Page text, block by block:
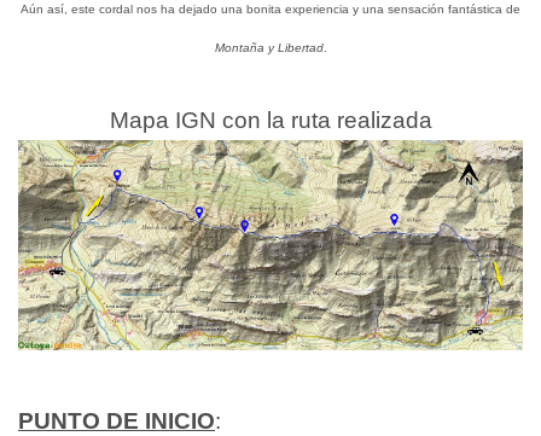
Aún así, este cordal nos ha dejado una bonita experiencia y una sensación fantástica de
Montaña y Libertad.
Mapa IGN con la ruta realizada
PUNTO DE INICIO: